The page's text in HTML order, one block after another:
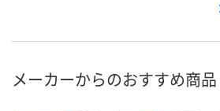
メーカーからのおすすめ商品